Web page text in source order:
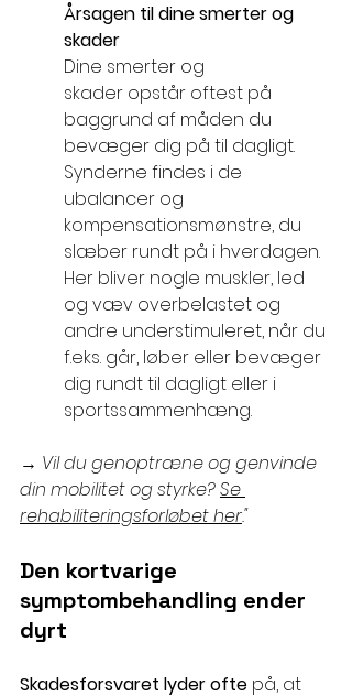
Årsagen til dine smerter og
skader
Dine smerter og
skader opstår oftest på
baggrund af måden du
bevæger dig på til dagligt.
Synderne findes i de
ubalancer og
kompensationsmønstre, du
slæber rundt på i hverdagen.
Her bliver nogle muskler, led
og væv overbelastet og
andre understimuleret, når du
f.eks. går, løber eller bevæger
dig rundt til dagligt eller i
sportssammenhæng.
→ Vil du genoptræne og genvinde
din mobilitet og styrke? Se
rehabiliteringsforløbet her."
Den kortvarige
symptombehandling ender
dyrt
Skadesforsvaret lyder ofte på, at